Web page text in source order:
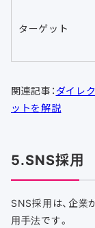
ターゲット
関連記事： ダイレ
ットを解説
5.SNS採用
SNS採用は、企
用手法です。